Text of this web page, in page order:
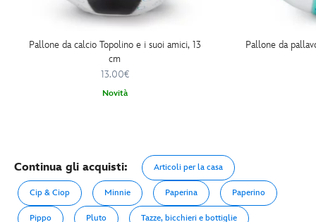
Pallone da calcio Topolino e i suoi amici, 13
cm
13.00€
Novità
Pallone da
Continua gli acquisti: Articoli per la casa
Cip & Ciop Minnie Paperina Paperino
Pippo Pluto Tazze, bicchieri e bottiglie